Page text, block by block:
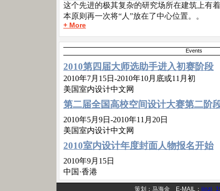
这个先进的极其复杂的研究场所在建筑上有
本原则再一次将“人”放在了中心位置。 。
+ More
Events
2010第四届大师选助手进入初赛阶段
2010年7月15日-2010年10月底或11月初
美国室内设计中文网
第二届全国高校空间设计大赛第二阶
2010年5月9日-2010年11月20日
美国室内设计中文网
2010室内设计年度封面人物报名开始
2010年9月15日
中国·香港
策划：马海金 E-MAIL：